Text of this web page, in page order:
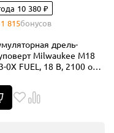
10 380 ₽
815бонусов
дрель-
Milwaukee M18
0X FUEL, 18 В, 2100 об/